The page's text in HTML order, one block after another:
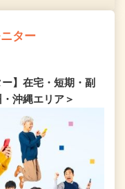
ター
】在宅・短期・副
沖縄エリア＞